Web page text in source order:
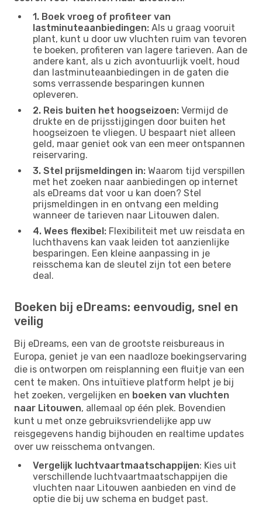
1. Boek vroeg of profiteer van
lastminuteaanbiedingen: Als u graag vooruit
plant, kunt u door uw vluchten ruim van tevoren
te boeken, profiteren van lagere tarieven. Aan de
andere kant, als u zich avontuurlijk voelt, houd
dan lastminuteaanbiedingen in de gaten die
soms verrassende besparingen kunnen
opleveren.
2. Reis buiten het hoogseizoen: Vermijd de
drukte en de prijsstijgingen door buiten het
hoogseizoen te vliegen. U bespaart niet alleen
geld, maar geniet ook van een meer ontspannen
reiservaring.
3. Stel prijsmeldingen in: Waarom tijd verspillen
met het zoeken naar aanbiedingen op internet
als eDreams dat voor u kan doen? Stel
prijsmeldingen in en ontvang een melding
wanneer de tarieven naar Litouwen dalen.
4. Wees flexibel: Flexibiliteit met uw reisdata en
luchthavens kan vaak leiden tot aanzienlijke
besparingen. Een kleine aanpassing in je
reisschema kan de sleutel zijn tot een betere
deal.
Boeken bij eDreams: eenvoudig, snel en
veilig
Bij eDreams, een van de grootste reisbureaus in
Europa, geniet je van een naadloze boekingservaring
die is ontworpen om reisplanning een fluitje van een
cent te maken. Ons intuïtieve platform helpt je bij
het zoeken, vergelijken en boeken van vluchten
naar Litouwen, allemaal op één plek. Bovendien
kunt u met onze gebruiksvriendelijke app uw
reisgegevens handig bijhouden en realtime updates
over uw reisschema ontvangen.
Vergelijk luchtvaartmaatschappijen: Kies uit
verschillende luchtvaartmaatschappijen die
vluchten naar Litouwen aanbieden en vind de
optie die bij uw schema en budget past.